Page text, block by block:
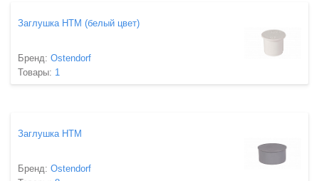
Заглушка HTM (белый цвет)
Бренд: Ostendorf
Товары: 1
Заглушка HTM
Бренд: Ostendorf